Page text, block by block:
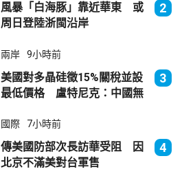
風暴「白海豚」靠近華東 或
周日登陸浙閩沿岸
2
兩岸 9小時前
美國對多晶硅徵15%關稅並設
最低價格 盧特尼克：中國無
3
國際 7小時前
傳美國防部次長訪華受阻 因
北京不滿美對台軍售
4